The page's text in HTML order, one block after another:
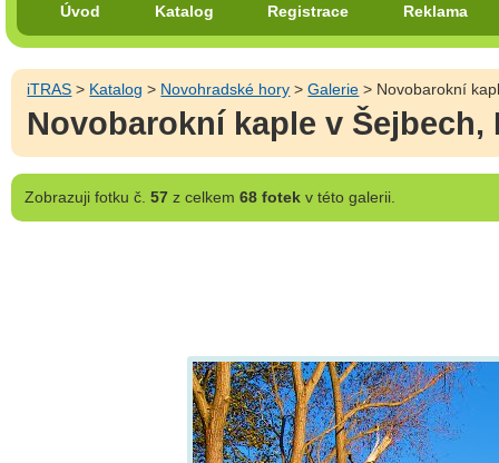
Úvod Katalog Registrace Reklama
iTRAS > Katalog > Novohradské hory >Galerie > Novobarokní
Novobarokní kaple v
Zobrazujifotku č. 57z celkem 68 fotekv této galerii.